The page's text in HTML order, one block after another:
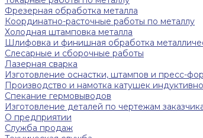
Фрезерная обработка металла
Координатно-расточные работы по металлу
Холодная штамповка металла
Шлифовка и финишная обработка
Слесарные и сборочные работы
Лазерная сварка
Изготовление оснастки, штампов и пресс-
Производство и намотка катушек
Спекание гермовыводов
Изготовление деталей по чертежам
О предприятии
Служба продаж